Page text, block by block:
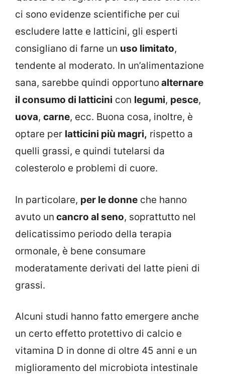
ci sono evidenze scientifiche per cui
escludere latte e latticini, gli esperti
consigliano di farne un uso limitato,
tendente al moderato. In un’alimentazione
sana, sarebbe quindi opportunoalternare
il consumo di latticini con legumi, pesce,
uova, carne, ecc. Buona cosa, inoltre, è
optare per latticini più magri, rispetto a
quelli grassi, e quindi tutelarsi da
colesterolo e problemi di cuore.
In particolare, per le donne che hanno
avuto un cancro al seno, soprattutto nel
delicatissimo periodo della terapia
ormonale, è bene consumare
moderatamente derivati del latte pieni di
grassi.
Alcuni studi hanno fatto emergere anche
un certo effetto protettivo di calcio e
vitamina D in donne di oltre 45 anni e un
miglioramento del microbiota intestinale